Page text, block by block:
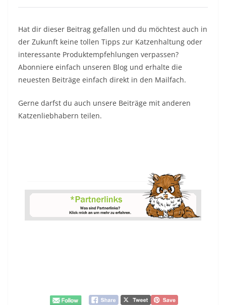
Hat dir dieser Beitrag gefallen und du möchtest auch in
der Zukunft keine tollen Tipps zur Katzenhaltung oder
interessante Produktempfehlungen verpassen?
Abonniere einfach unseren Blog und erhalte die
neuesten Beiträge einfach direkt in den Mailfach.
Gerne darfst du auch unsere Beiträge mit anderen
Katzenliebhabern teilen.